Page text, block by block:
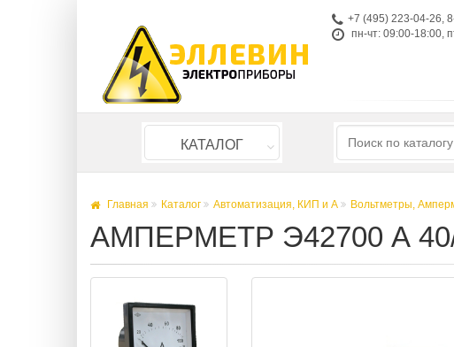
+7 (495) 223-04-26,
пн-чт: 09:00-18:00,
КАТАЛОГ
Главная Каталог Автоматизация, КИП и А Вольтметры,
АМПЕРМЕТР Э42700 А 40/